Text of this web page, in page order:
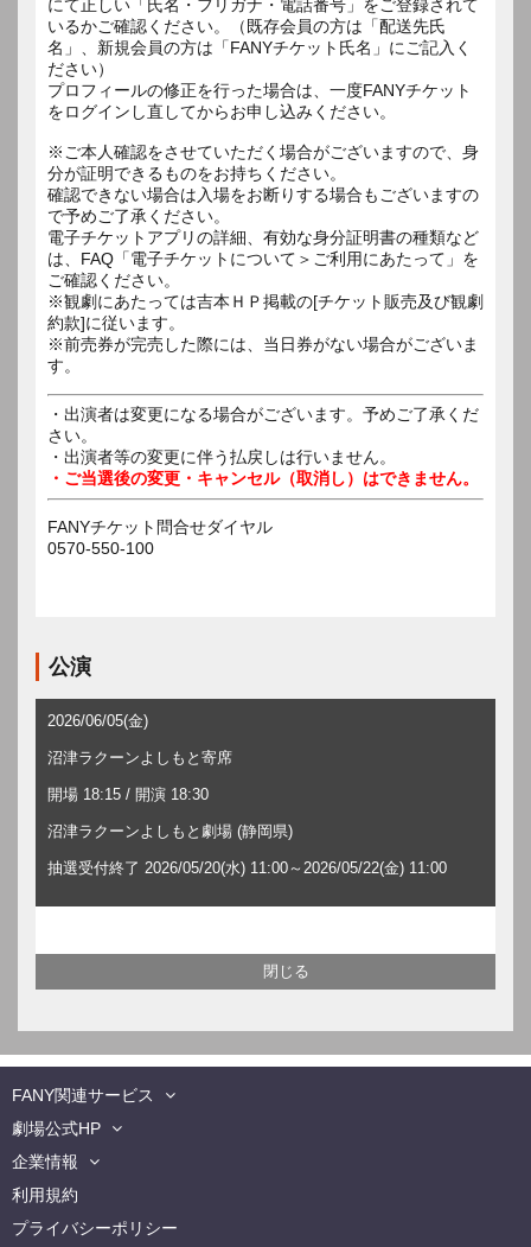
にて正しい「氏名・フリガナ・電話番号」をご登録されて
いるかご確認ください。（既存会員の方は「配送先氏
名」、新規会員の方は「FANYチケット氏名」にご記入く
ださい）
プロフィールの修正を行った場合は、一度FANYチケット
をログインし直してからお申し込みください。
※ご本人確認をさせていただく場合がございますので、身
分が証明できるものをお持ちください。
確認できない場合は入場をお断りする場合もございますの
で予めご了承ください。
電子チケットアプリの詳細、有効な身分証明書の種類など
は、FAQ「電子チケットについて＞ご利用にあたって」を
ご確認ください。
※観劇にあたっては吉本ＨＰ掲載の[チケット販売及び観劇
約款]に従います。
※前売券が完売した際には、当日券がない場合がございま
す。
・出演者は変更になる場合がございます。予めご了承くだ
さい。
・出演者等の変更に伴う払戻しは行いません。
・ご当選後の変更・キャンセル（取消し）はできません。
FANYチケット問合せダイヤル
0570-550-100
公演
2026/06/05(金)
沼津ラクーンよしもと寄席
開場 18:15 / 開演 18:30
沼津ラクーンよしもと劇場 (静岡県)
抽選受付終了 2026/05/20(水) 11:00～2026/05/22(金) 11:00
FANY関連サービス
劇場公式HP
企業情報
利用規約
プライバシーポリシー